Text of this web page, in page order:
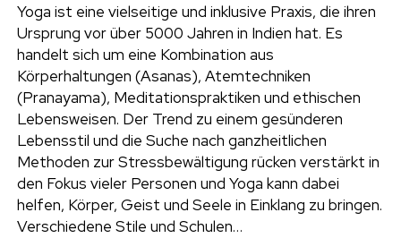
HOBBY
SOZIALES
UMWELT
t
w
i
t
t
i
n
s
t
a
a
e
n
n
e
Yoga ist eine vielseitige und inklusive Praxis, die ihren
Ursprung vor über 5000 Jahren in Indien hat. Es
handelt sich um eine Kombination aus
Körperhaltungen (Asanas), Atemtechniken
(Pranayama), Meditationspraktiken und ethischen
Lebensweisen. Der Trend zu einem gesünderen
Lebensstil und die Suche nach ganzheitlichen
Methoden zur Stressbewältigung rücken verstärkt in
den Fokus vieler Personen und Yoga kann dabei
helfen, Körper, Geist und Seele in Einklang zu bringen.
Verschiedene Stile und Schulen…